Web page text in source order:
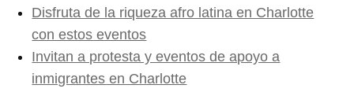
Disfruta de la riqueza afro latina en Charlotte
con estos eventos
Invitan a protesta y eventos de apoyo a
inmigrantes en Charlotte